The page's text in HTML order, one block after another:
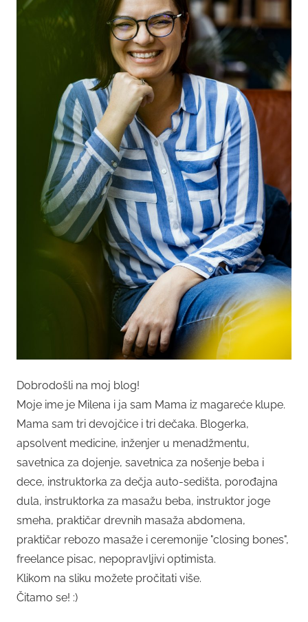
Dobrodošli na moj blog!
Moje ime je Milena i ja sam Mama iz magareće klupe.
Mama sam tri devojčice i tri dečaka. Blogerka,
apsolvent medicine, inženjer u menadžmentu,
savetnica za dojenje, savetnica za nošenje beba i
dece, instruktorka za dečja auto-sedišta, porođajna
dula, instruktorka za masažu beba, instruktor joge
smeha, praktičar drevnih masaža abdomena,
praktičar rebozo masaže i ceremonije "closing bones",
freelance pisac, nepopravljivi optimista.
Klikom na sliku možete pročitati više.
Čitamo se! :)